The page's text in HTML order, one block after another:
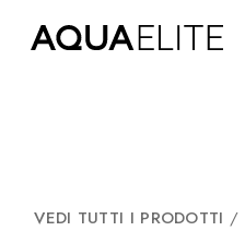
VEDI TUTTI I PRODOTTI /